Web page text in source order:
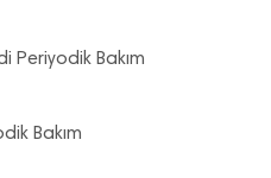
Periyodik Bakım
Bakım